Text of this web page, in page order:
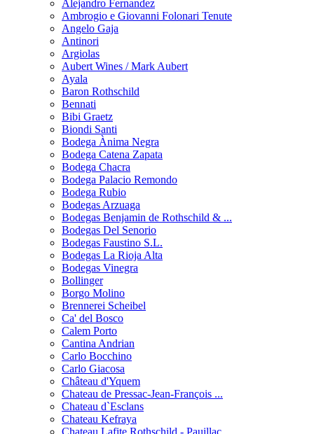
Alejandro Fernandez
Ambrogio e Giovanni Folonari Tenute
Angelo Gaja
Antinori
Argiolas
Aubert Wines / Mark Aubert
Ayala
Baron Rothschild
Bennati
Bibi Graetz
Biondi Santi
Bodega Ànima Negra
Bodega Catena Zapata
Bodega Chacra
Bodega Palacio Remondo
Bodega Rubio
Bodegas Arzuaga
Bodegas Benjamin de Rothschild & ...
Bodegas Del Senorio
Bodegas Faustino S.L.
Bodegas La Rioja Alta
Bodegas Vinegra
Bollinger
Borgo Molino
Brennerei Scheibel
Ca' del Bosco
Calem Porto
Cantina Andrian
Carlo Bocchino
Carlo Giacosa
Château d'Yquem
Chateau de Pressac-Jean-François ...
Chateau d`Esclans
Chateau Kefraya